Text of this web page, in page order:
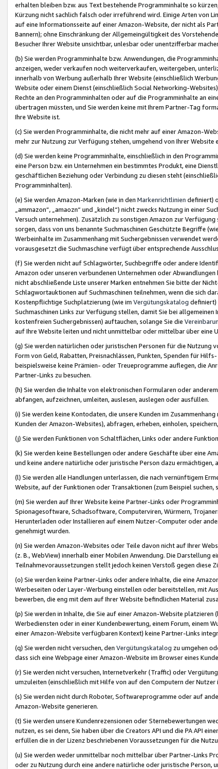
erhalten bleiben bzw. aus Text bestehende Programminhalte so
Kürzung nicht sachlich falsch oder irreführend wird. Einige Arten von
auf eine Informationsseite auf einer Amazon-Website, der nicht als
Bannern); ohne Einschränkung der Allgemeingültigkeit des
Besucher Ihrer Website unsichtbar, unlesbar oder unentzifferbar
(b) Sie werden Programminhalte bzw. Anwendungen, die
anzeigen, weder verkaufen noch weiterverkaufen, weitergeben,
innerhalb von Werbung außerhalb Ihrer Website (einschließlich
Website oder einem Dienst (einschließlich Social Networking-
Rechte an den Programminhalten oder auf die Programminhalte an
übertragen müssten, und Sie werden keine mit Ihrem Partner-Tag
Ihre Website ist.
(c) Sie werden Programminhalte, die nicht mehr auf einer Amazon-
mehr zur Nutzung zur Verfügung stehen, umgehend von Ihrer
(d) Sie werden keine Programminhalte, einschließlich in den
eine Person bzw. ein Unternehmen ein bestimmtes Produkt, eine
geschäftlichen Beziehung oder Verbindung zu diesen steht
Programminhalten).
(e) Sie werden Amazon-Marken (wie in den Markenrichtlinien definiert)
„ammazon“, „amaozn“ und „kindel“) nicht zwecks Nutzung in einer
Versuch unternehmen). Zusätzlich zu sonstigen Amazon zur
sorgen, dass von uns benannte Suchmaschinen Geschützte Begriffe
Werbeinhalte im Zusammenhang mit Suchergebnissen verwendet
vorausgesetzt die Suchmaschine verfügt über entsprechende
(f) Sie werden nicht auf Schlagwörter, Suchbegriffe oder andere
Amazon oder unseren verbundenen Unternehmen oder
nicht abschließende Liste unserer Marken entnehmen Sie bitte der
Schlagwortauktionen auf Suchmaschinen teilnehmen, wenn die sich
Kostenpflichtige Suchplatzierung (wie im Vergütungskatalog definiert)
Suchmaschinen Links zur Verfügung stellen, damit Sie bei
kostenfreien Suchergebnissen) auftauchen, solange Sie die
auf Ihre Website leiten und nicht unmittelbar oder mittelbar über eine
(g) Sie werden natürlichen oder juristischen Personen für die Nutzung
Form von Geld, Rabatten, Preisnachlässen, Punkten, Spenden für
beispielsweise keine Prämien- oder Treueprogramme auflegen, die
Partner-Links zu besuchen.
(h) Sie werden die Inhalte von elektronischen Formularen oder
abfangen, aufzeichnen, umleiten, auslesen, auslegen oder ausfüllen.
(i) Sie werden keine Kontodaten, die unsere Kunden im
Kunden der Amazon-Websites), abfragen, erheben, einholen,
(j) Sie werden Funktionen von Schaltflächen, Links oder andere
(k) Sie werden keine Bestellungen oder andere Geschäfte über eine
und keine andere natürliche oder juristische Person dazu
(l) Sie werden alle Handlungen unterlassen, die nach vernünftigem
Website, auf der Funktionen oder Transaktionen (zum Beispiel
(m) Sie werden auf Ihrer Website keine Partner-Links oder
Spionagesoftware, Schadsoftware, Computerviren, Würmern,
Herunterladen oder Installieren auf einem Nutzer-Computer oder
genehmigt wurden.
(n) Sie werden Amazon-Websites oder Teile davon nicht auf Ihrer
(z. B., WebView) innerhalb einer Mobilen Anwendung. Die Darstellung
Teilnahmevoraussetzungen stellt jedoch keinen Verstoß gegen diese
(o) Sie werden keine Partner-Links oder andere Inhalte, die eine
Werbeseiten oder Layer-Werbung einstellen oder bereitstellen, mit
bewerben, die eng mit dem auf Ihrer Website befindlichen Material
(p) Sie werden in Inhalte, die Sie auf einer Amazon-Website
Werbediensten oder in einer Kundenbewertung, einem Forum, einem
einer Amazon-Website verfügbaren Kontext) keine Partner-Links
(q) Sie werden nicht versuchen, den Vergütungskatalog zu umgehen
dass sich eine Webpage einer Amazon-Website im Browser eines
(r) Sie werden nicht versuchen, Internetverkehr (Traffic) oder
umzuleiten (einschließlich mit Hilfe von auf den Computern der
(s) Sie werden nicht durch Roboter, Softwareprogramme oder auf
Amazon-Website generieren.
(t) Sie werden unsere Kundenrezensionen oder Sternebewertungen
nutzen, es sei denn, Sie haben über die Creators API und die PA API
erfüllen die in der Lizenz beschriebenen Voraussetzungen für die
(u) Sie werden weder unmittelbar noch mittelbar über Partner-Links
oder zu Nutzung durch eine andere natürliche oder juristische